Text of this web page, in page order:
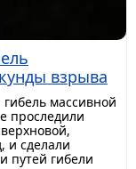
взрыва
массивной
проследили
и сделали
путей гибели